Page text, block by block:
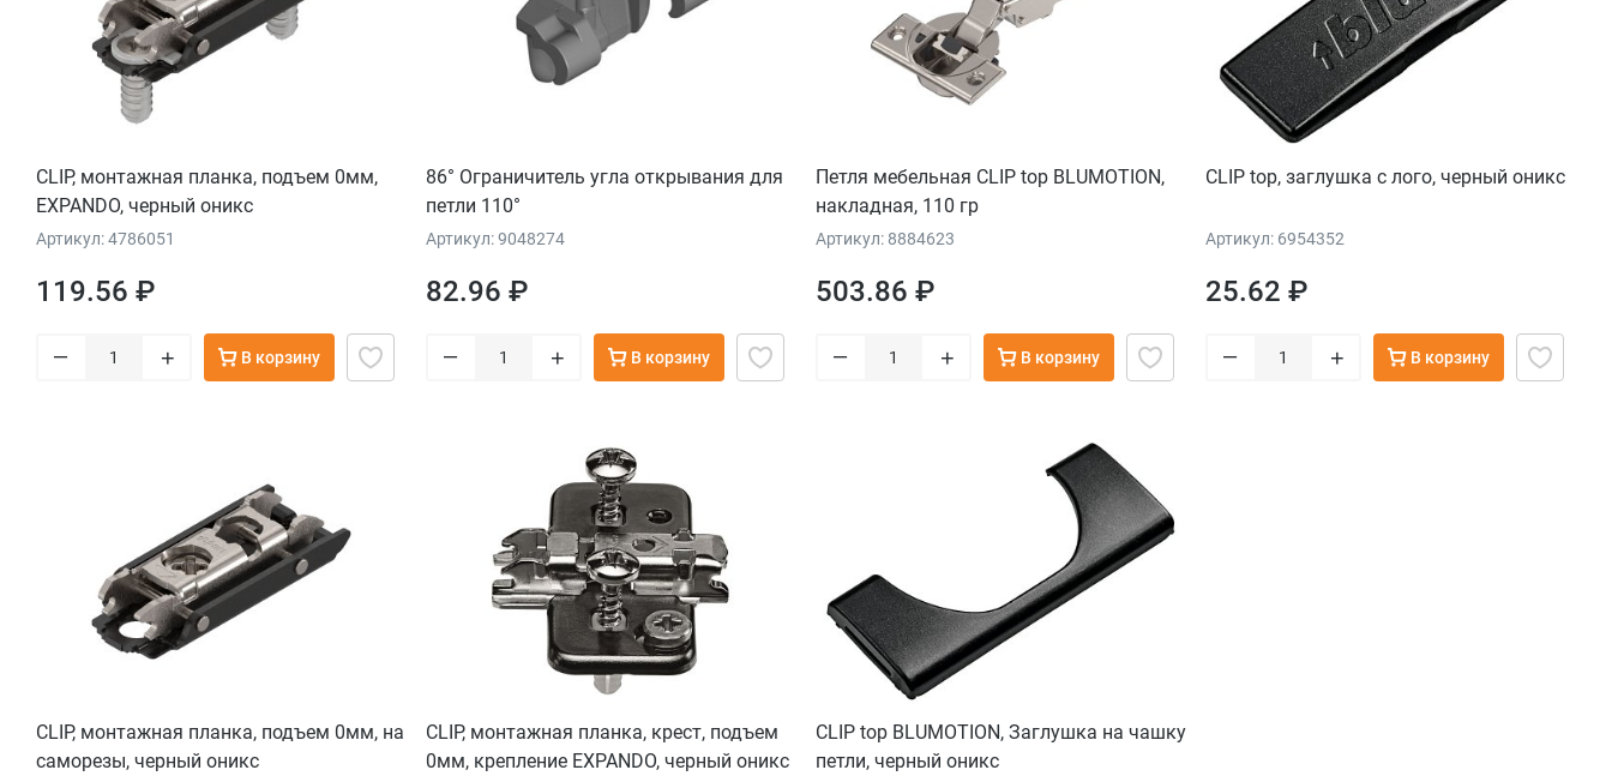
CLIP, монтажная планка, подъем 0мм,
EXPANDO, черный оникс
Артикул: 4786051
119.56 ₽
– + В корзину
86° Ограничитель угла открывания для
петли 110°
Артикул: 9048274
82.96 ₽
– + В корзину
Петля мебельная CLIP top BLUMOTION,
накладная, 110 гр
Артикул: 8884623
503.86 ₽
– + В корзину
CLIP top, заглушка с лого, черный оникс
Артикул: 6954352
25.62 ₽
– + В корзину
CLIP, монтажная планка, подъем 0мм, на
саморезы, черный оникс
CLIP, монтажная планка, крест, подъем
0мм, крепление EXPANDO, черный оникс
CLIP top BLUMOTION, Заглушка на чашку
петли, черный оникс